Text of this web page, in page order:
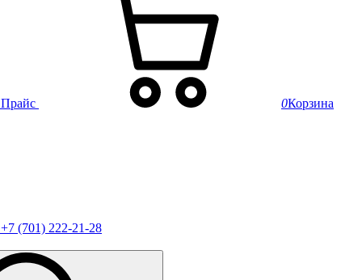
Прайс 0Корзина
+7 (701) 222-21-28